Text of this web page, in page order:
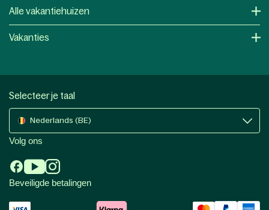
Alle vakantiehuizen
Vakanties
Selecteer je taal
Nederlands (BE)
Volg ons
Beveiligde betalingen